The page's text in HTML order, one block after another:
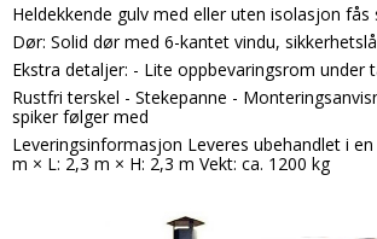
Heldekkende gulv med eller uten isolasjon fås
Dør: Solid dør med 6-kantet vindu,
Ekstra detaljer: - Lite oppbevaringsrom under
Rustfri terskel - Stekepanne -
spiker følger med
Leveringsinformasjon Leveres ubehandlet i
m × L: 2,3 m × H: 2,3 m Vekt: ca. 1200 kg